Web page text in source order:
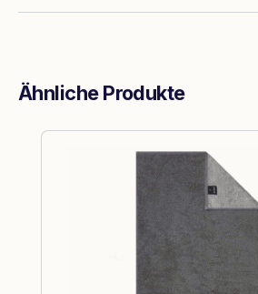
Ähnliche Produkte
Produktgalerie überspringen